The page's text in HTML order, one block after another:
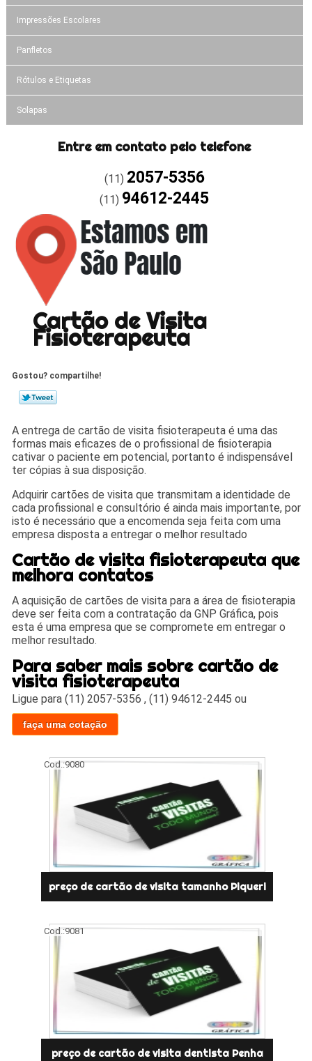
Impressões Escolares
Panfletos
Rótulos e Etiquetas
Solapas
Entre em contato pelo telefone
(11) 2057-5356
(11) 94612-2445
Cartão de Visita
Fisioterapeuta
Gostou? compartilhe!
A entrega de cartão de visita fisioterapeuta é uma das
formas mais eficazes de o profissional de fisioterapia
cativar o paciente em potencial, portanto é indispensável
ter cópias à sua disposição.
Adquirir cartões de visita que transmitam a identidade de
cada profissional e consultório é ainda mais importante, por
isto é necessário que a encomenda seja feita com uma
empresa disposta a entregar o melhor resultado
Cartão de visita fisioterapeuta que
melhora contatos
A aquisição de cartões de visita para a área de fisioterapia
deve ser feita com a contratação da GNP Gráfica, pois
esta é uma empresa que se compromete em entregar o
melhor resultado.
Para saber mais sobre cartão de
visita fisioterapeuta
Ligue para(11) 2057-5356 ,(11) 94612-2445 ou
faça uma cotação
Cod.:9080
preço de cartão de visita tamanho Piqueri
Cod.:9081
preço de cartão de visita dentista Penha